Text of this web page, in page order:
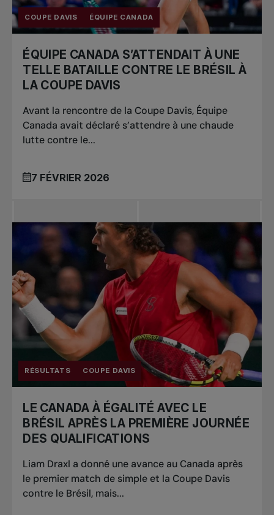
COUPE DAVIS ÉQUIPE CANADA
ÉQUIPE CANADA S’ATTENDAIT À UNE
TELLE BATAILLE CONTRE LE BRÉSIL À
LA COUPE DAVIS
Avant la rencontre de la Coupe Davis, Équipe
Canada avait déclaré s’attendre à une chaude
lutte contre le...
7 FÉVRIER 2026
RÉSULTATS COUPE DAVIS
LE CANADA À ÉGALITÉ AVEC LE
BRÉSIL APRÈS LA PREMIÈRE JOURNÉE
DES QUALIFICATIONS
Liam Draxl a donné une avance au Canada après
le premier match de simple et la Coupe Davis
contre le Brésil, mais...